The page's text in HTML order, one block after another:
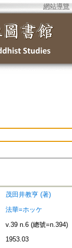
網站導覽
茂田井教亨 (著)
法華=ホッケ
v.39 n.6 (總號=n.394)
1953.03